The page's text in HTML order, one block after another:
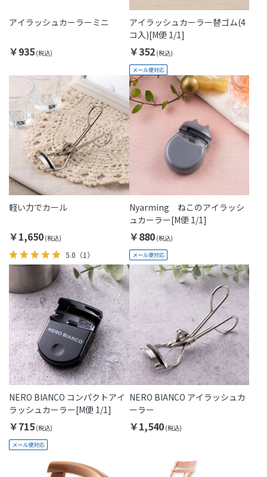
アイラッシュカーラーミニ
￥935
アイラッシュカーラー替ゴム(4
コ入)[M便 1/1]
￥352
軽い力でカール
￥1,650
5.0 （1）
Nyarming ねこのアイラッシ
ュカーラー[M便 1/1]
￥880
NERO BIANCO コンパクトアイ
ラッシュカーラー[M便 1/1]
￥715
NERO BIANCO アイラッシュカ
ーラー
￥1,540